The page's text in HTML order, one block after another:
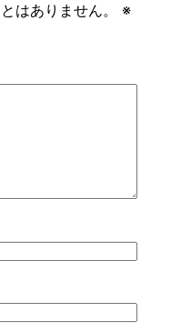
はありません。
※